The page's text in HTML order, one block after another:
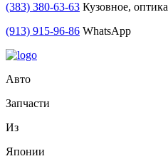
(383) 380-63-63 Кузовное, оптика
(913) 915-96-86 WhatsApp
Авто
Запчасти
Из
Японии